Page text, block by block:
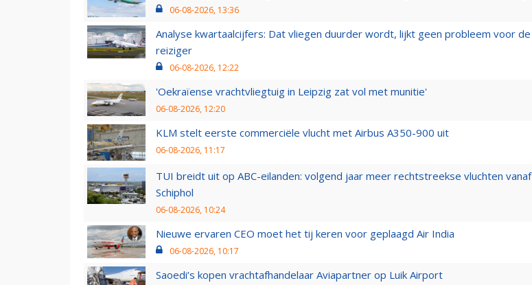
06-08-2026, 13:36
Analyse kwartaalcijfers: Dat vliegen duurder wordt, lijkt geen probleem voor de
reiziger
06-08-2026, 12:22
'Oekraïense vrachtvliegtuig in Leipzig zat vol met munitie'
06-08-2026, 12:20
KLM stelt eerste commerciële vlucht met Airbus A350-900 uit
06-08-2026, 11:17
TUI breidt uit op ABC-eilanden: volgend jaar meer rechtstreekse vluchten vanaf
Schiphol
06-08-2026, 10:24
Nieuwe ervaren CEO moet het tij keren voor geplaagd Air India
06-08-2026, 10:17
Saoedi’s kopen vrachtafhandelaar Aviapartner op Luik Airport